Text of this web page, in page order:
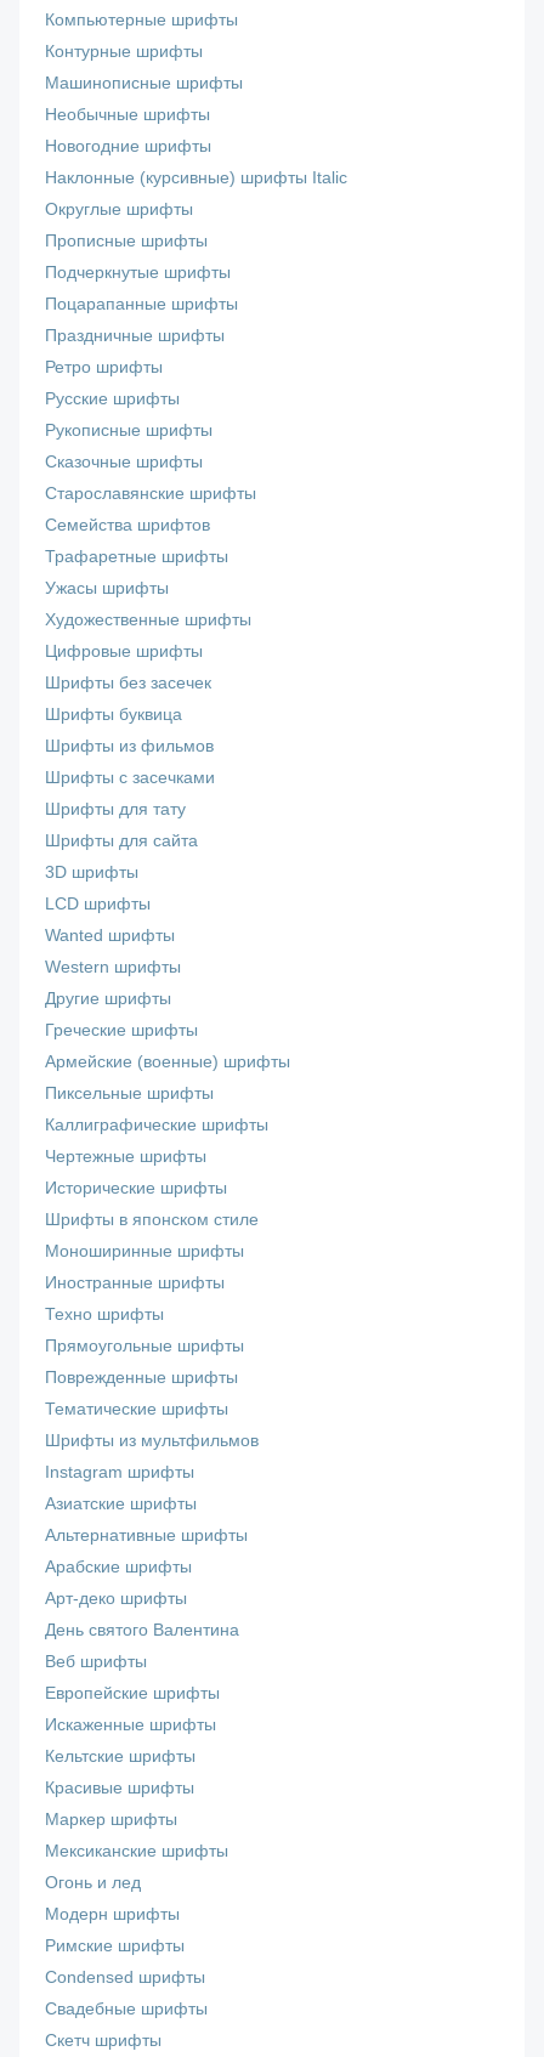
Компьютерные шрифты
Контурные шрифты
Машинописные шрифты
Необычные шрифты
Новогодние шрифты
Наклонные (курсивные) шрифты Italic
Округлые шрифты
Прописные шрифты
Подчеркнутые шрифты
Поцарапанные шрифты
Праздничные шрифты
Ретро шрифты
Русские шрифты
Рукописные шрифты
Сказочные шрифты
Старославянские шрифты
Семейства шрифтов
Трафаретные шрифты
Ужасы шрифты
Художественные шрифты
Цифровые шрифты
Шрифты без засечек
Шрифты буквица
Шрифты из фильмов
Шрифты с засечками
Шрифты для тату
Шрифты для сайта
3D шрифты
LCD шрифты
Wanted шрифты
Western шрифты
Другие шрифты
Греческие шрифты
Армейские (военные) шрифты
Пиксельные шрифты
Каллиграфические шрифты
Чертежные шрифты
Исторические шрифты
Шрифты в японском стиле
Моноширинные шрифты
Иностранные шрифты
Техно шрифты
Прямоугольные шрифты
Поврежденные шрифты
Тематические шрифты
Шрифты из мультфильмов
Instagram шрифты
Азиатские шрифты
Альтернативные шрифты
Арабские шрифты
Арт-деко шрифты
День святого Валентина
Веб шрифты
Европейские шрифты
Искаженные шрифты
Кельтские шрифты
Красивые шрифты
Маркер шрифты
Мексиканские шрифты
Огонь и лед
Модерн шрифты
Римские шрифты
Сondensed шрифты
Свадебные шрифты
Скетч шрифты